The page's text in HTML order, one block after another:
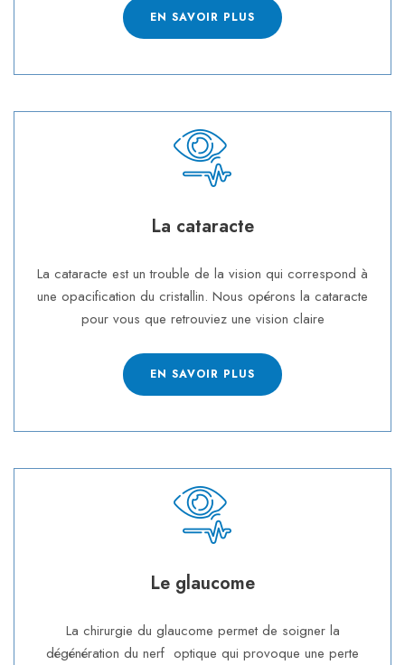
EN SAVOIR PLUS
La cataracte
La cataracte est un trouble de la vision qui correspond à
une opacification du cristallin. Nous opérons la cataracte
pour vous que retrouviez une vision claire
EN SAVOIR PLUS
Le glaucome
La chirurgie du glaucome permet de soigner la
dégénération du nerf optique qui provoque une perte